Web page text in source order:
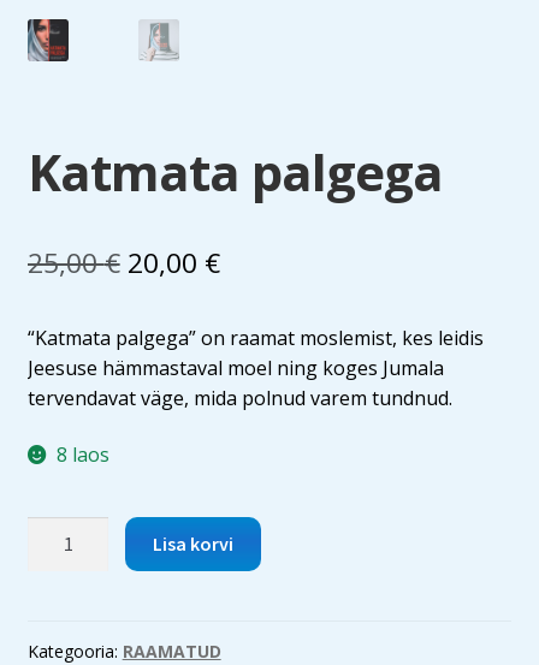
Katmata palgega
25,00€ Algne
oli:
25,00 €.
20,00 €Current
is:
20,00 €.
“Katmata palgega” on raamat moslemist, kes leidis
Jeesuse hämmastaval moel ning koges Jumala
tervendavat väge, mida polnud varem tundnud.
8 laos
Lisa korvi
Kategooria: RAAMATUD